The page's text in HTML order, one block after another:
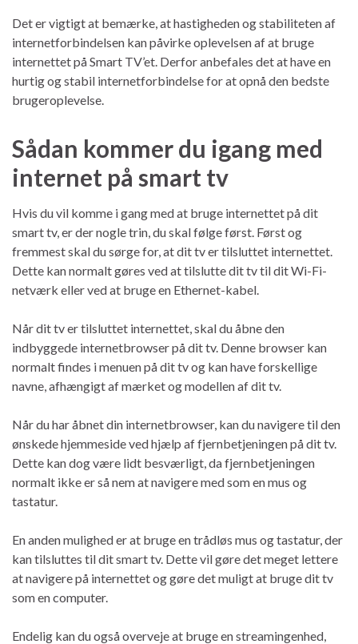
Det er vigtigt at bemærke, at hastigheden og stabiliteten af
internetforbindelsen kan påvirke oplevelsen af at bruge
internettet på Smart TV’et. Derfor anbefales det at have en
hurtig og stabil internetforbindelse for at opnå den bedste
brugeroplevelse.
Sådan kommer du igang med
internet på smart tv
Hvis du vil komme i gang med at bruge internettet på dit
smart tv, er der nogle trin, du skal følge først. Først og
fremmest skal du sørge for, at dit tv er tilsluttet internettet.
Dette kan normalt gøres ved at tilslutte dit tv til dit Wi-Fi-
netværk eller ved at bruge en Ethernet-kabel.
Når dit tv er tilsluttet internettet, skal du åbne den
indbyggede internetbrowser på dit tv. Denne browser kan
normalt findes i menuen på dit tv og kan have forskellige
navne, afhængigt af mærket og modellen af dit tv.
Når du har åbnet din internetbrowser, kan du navigere til den
ønskede hjemmeside ved hjælp af fjernbetjeningen på dit tv.
Dette kan dog være lidt besværligt, da fjernbetjeningen
normalt ikke er så nem at navigere med som en mus og
tastatur.
En anden mulighed er at bruge en trådløs mus og tastatur, der
kan tilsluttes til dit smart tv. Dette vil gøre det meget lettere
at navigere på internettet og gøre det muligt at bruge dit tv
som en computer.
Endelig kan du også overveje at bruge en streamingenhed,